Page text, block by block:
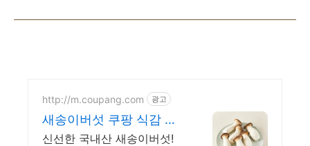
http://m.coupang.com 광고
새송이버섯 쿠팡 식감 좋
은 새송이
신선한 국내산 새송이버섯!